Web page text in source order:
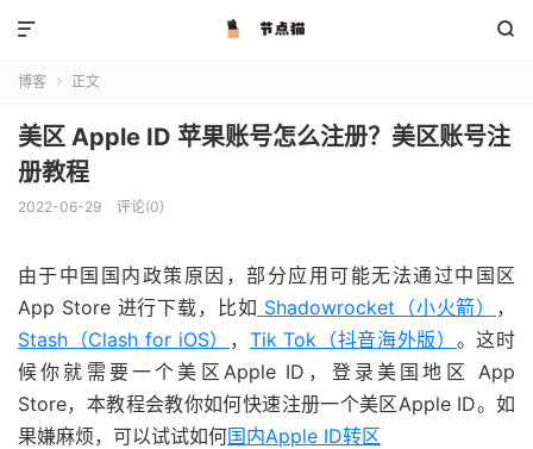


博客  正文
美区 Apple ID 苹果账号怎么注册？美区账号注
册教程
2022-06-29 评论(0)
由于中国国内政策原因，部分应用可能无法通过中国区
App Store 进行下载，比如 Shadowrocket（小火箭） ，
Stash（Clash for iOS） ， Tik Tok（抖音海外版） 。这时
候你就需要一个美区Apple ID，登录美国地区 App
Store，本教程会教你如何快速注册一个美区Apple ID。如
果嫌麻烦，可以试试如何国内Apple ID转区